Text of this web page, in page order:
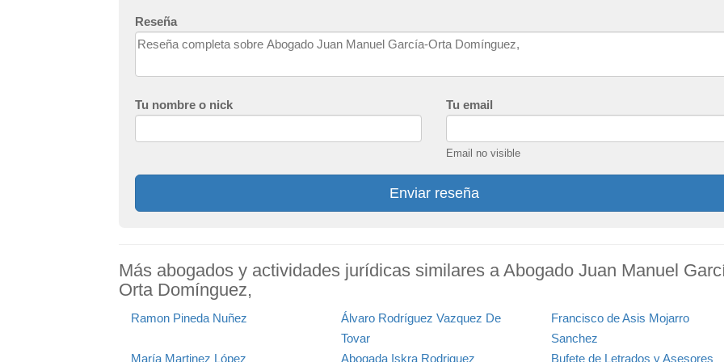
Reseña
Tu nombre o nick Tu email
Email no visible
Enviar reseña
Más abogados y actividades jurídicas similares a Abogado Juan Manuel
Orta Domínguez,
Ramon Pineda Nuñez
Álvaro Rodríguez Vazquez De
Tovar
Francisco de Asis Mojarro
Sanchez
María Martinez López
Abogada Iskra Rodriguez Bufete de Letrados y Asesores